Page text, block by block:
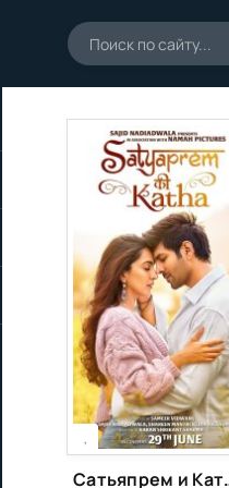
[xfgiven_season]
,[/xfgiven_season]